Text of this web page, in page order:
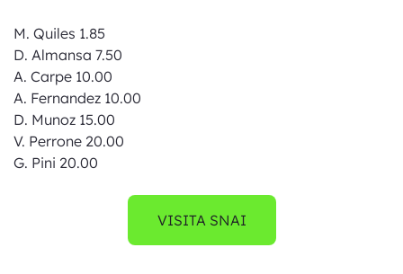
M. Quiles 1.85
D. Almansa 7.50
A. Carpe 10.00
A. Fernandez 10.00
D. Munoz 15.00
V. Perrone 20.00
G. Pini 20.00
VISITA SNAI